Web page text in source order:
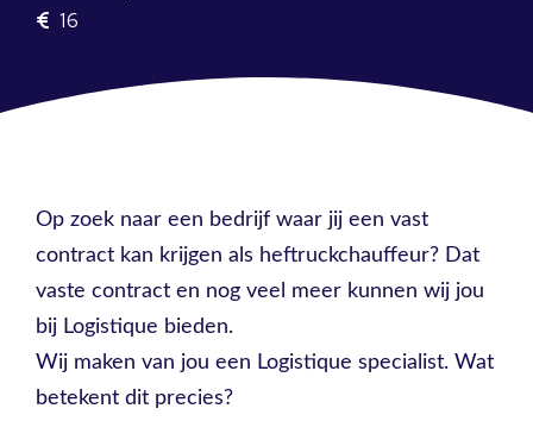
16
Op zoek naar een bedrijf waar jij een vast
contract kan krijgen als heftruckchauffeur? Dat
vaste contract en nog veel meer kunnen wij jou
bij Logistique bieden.
Wij maken van jou een Logistique specialist. Wat
betekent dit precies?